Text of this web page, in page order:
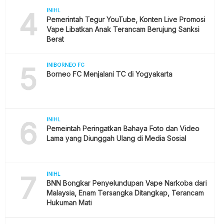
4 INIHL
Pemerintah Tegur YouTube, Konten Live Promosi
Vape Libatkan Anak Terancam Berujung Sanksi
Berat
5 INIBORNEO FC
Borneo FC Menjalani TC di Yogyakarta
6 INIHL
Pemeintah Peringatkan Bahaya Foto dan Video
Lama yang Diunggah Ulang di Media Sosial
7 INIHL
BNN Bongkar Penyelundupan Vape Narkoba dari
Malaysia, Enam Tersangka Ditangkap, Terancam
Hukuman Mati